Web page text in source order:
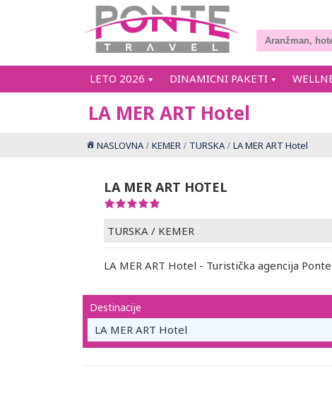
LETO 2026 DINAMICNI PAKETI
LA MER ART Hotel
NASLOVNA KEMER TURSKA LA MER ART Hotel
LA MER ART HOTEL
TURSKA / KEMER
LA MER ART Hotel - Turistička agencija
Destinacije
LA MER ART Hotel